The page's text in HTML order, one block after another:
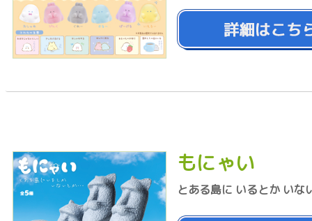
もにゃい
とある島に いるとか いな